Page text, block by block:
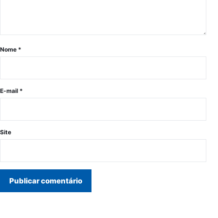
Nome *
E-mail *
Site